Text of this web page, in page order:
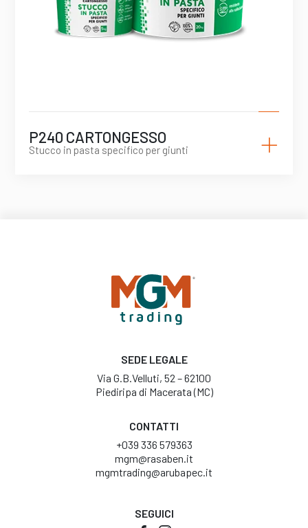
P240 CARTONGESSO
Stucco in pasta specifico per giunti +
SEDE LEGALE
Via G.B.Velluti, 52 – 62100
Piediripa di Macerata (MC)
CONTATTI
+039 336 579363
mgm@rasaben.it
mgmtrading@arubapec.it
SEGUICI